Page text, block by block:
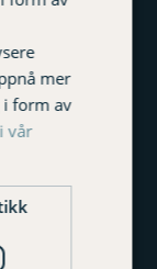
eller
mer
i form av
vår